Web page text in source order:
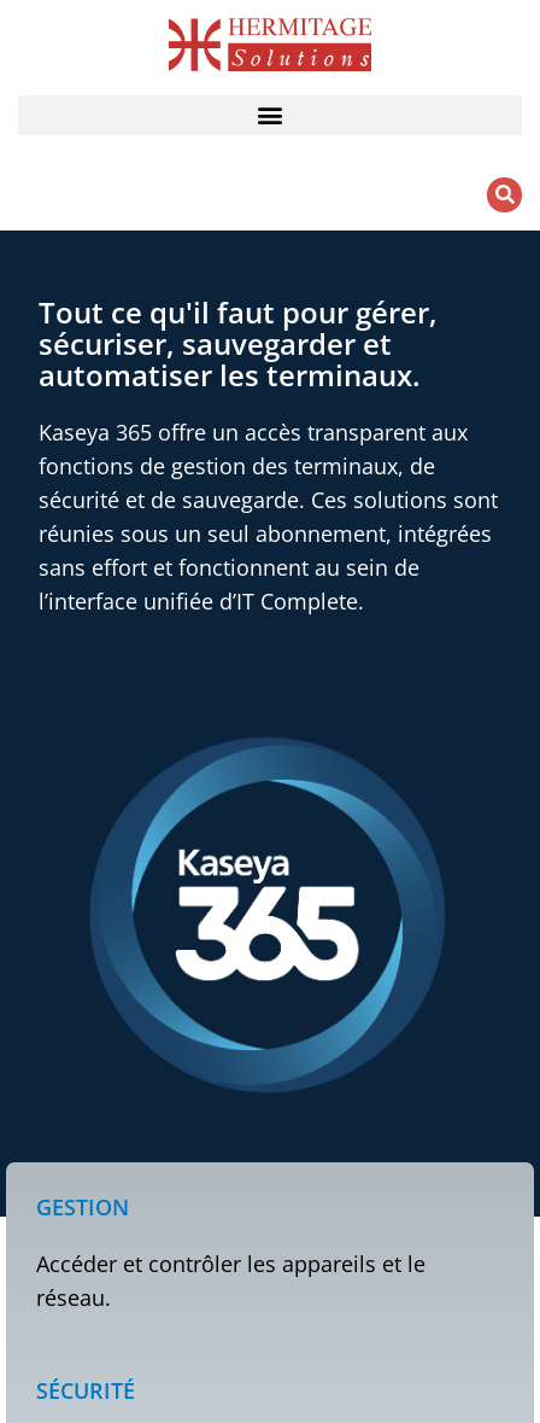
Tout ce qu'il faut pour gérer,
sécuriser, sauvegarder et
automatiser les terminaux.
Kaseya 365 offre un accès transparent aux
fonctions de gestion des terminaux, de
sécurité et de sauvegarde. Ces solutions sont
réunies sous un seul abonnement, intégrées
sans effort et fonctionnent au sein de
l’interface unifiée d’IT Complete.
GESTION
Accéder et contrôler les appareils et le
réseau.
SÉCURITÉ